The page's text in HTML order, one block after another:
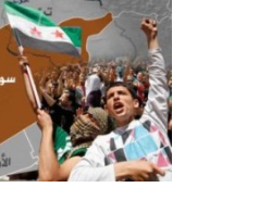
ما فتئت قضية الأقليات في سورية